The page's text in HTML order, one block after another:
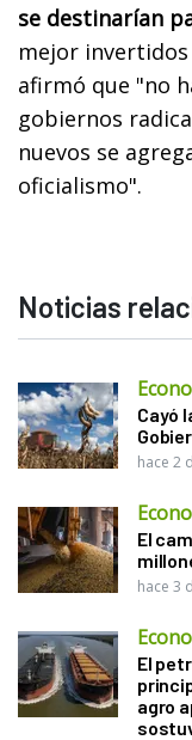
se destinarían
mejor
afirmó que "no
gobiernos
nuevos se
oficialismo".
Noticias
Cayó
hace 2
El
hace 3
El
agro